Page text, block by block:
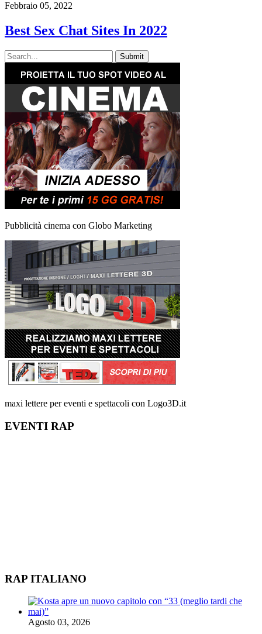
Febbraio 05, 2022
Best Sex Chat Sites In 2022
Pubblicità cinema con Globo Marketing
maxi lettere per eventi e spettacoli con Logo3D.it
EVENTI RAP
RAP ITALIANO
Agosto 03, 2026